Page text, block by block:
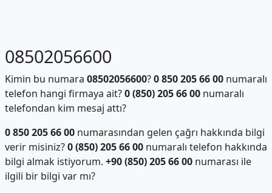
08502056600
Kimin bu numara 08502056600?0 850 205 66 00numaralı
telefon hangi firmaya ait?0 (850) 205 66 00numaralı
telefondan kim mesaj attı?
0 850 205 66 00numarasından gelen çağrı hakkında bilgi
verir misiniz?0 (850) 205 66 00numaralı telefon hakkında
bilgi almak istiyorum. +90 (850) 205 66 00numarası ile
ilgili bir bilgi var mı?